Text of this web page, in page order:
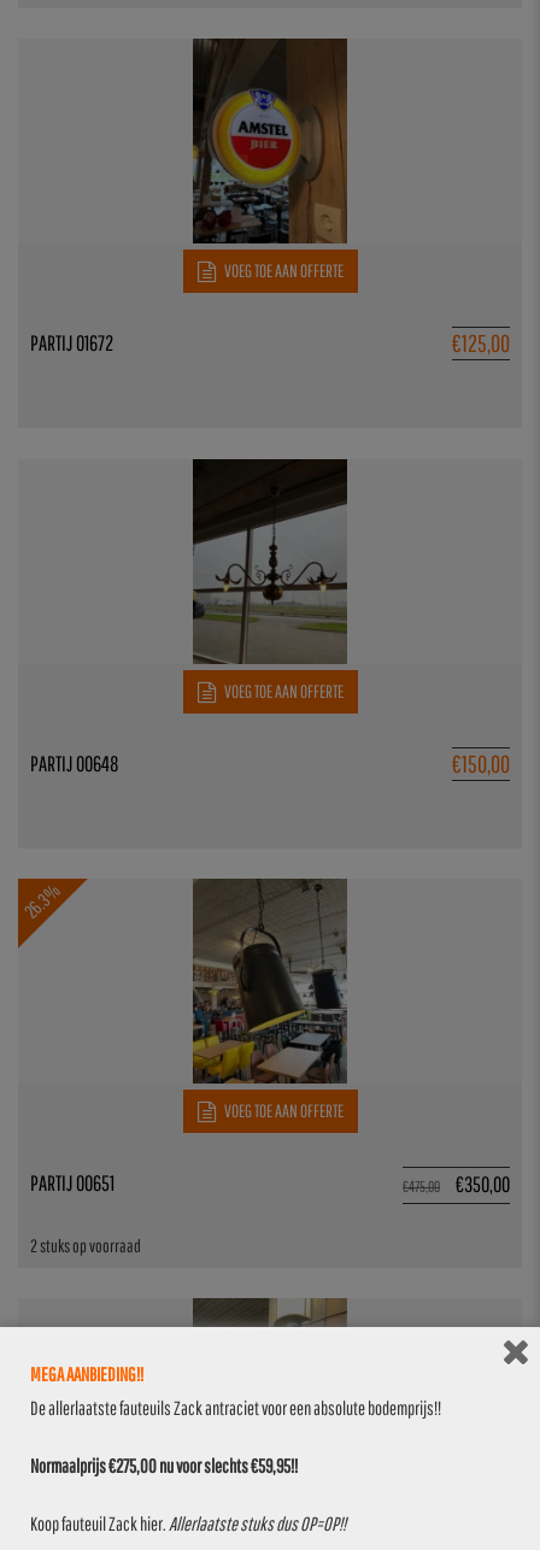
VOEG TOE AAN OFFERTE
€125,00
PARTIJ 01672
VOEG TOE AAN OFFERTE
€150,00
PARTIJ 00648
26.3%
VOEG TOE AAN OFFERTE
€475,00 €350,00
2 stuks op voorraad
PARTIJ 00651
VOEG TOE AAN OFFERTE
MEGA AANBIEDING!!
De allerlaatste fauteuils Zack antraciet voor een absolute bodemprijs!!
Normaalprijs €275,00 nu voor slechts €59,95!!
Koop fauteuil Zackhier. Allerlaatste stuks dus OP=OP!!